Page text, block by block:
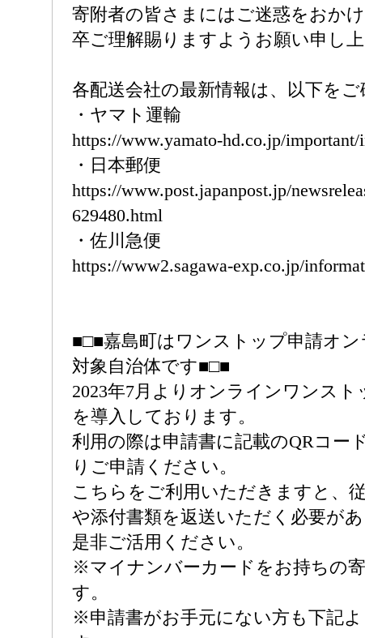
寄附者の皆さまにはご迷惑をおか
卒ご理解賜りますようお願い申し上
各配送会社の最新情報は、以下をご
・ヤマト運輸
https://www.yamato-hd.co.jp/
・日本郵便
https://www.post.japanpost.jp/
629480.html
・佐川急便
https://www2.sagawa-exp.co.jp/
■□■嘉島町はワンストップ申請オ
対象自治体です■□■
2023年7月よりオンラインワンスト
を導入しております。
利用の際は申請書に記載のQRコー
りご申請ください。
こちらをご利用いただきますと、
や添付書類を返送いただく必要があ
是非ご活用ください。
※マイナンバーカードをお持ちの
す。
※申請書がお手元にない方も下記